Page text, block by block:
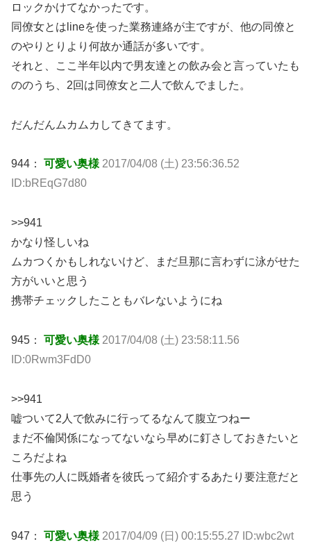
ロックかけてなかったです。
同僚女とはlineを使った業務連絡が主ですが、他の同僚と
のやりとりより何故か通話が多いです。
それと、ここ半年以内で男友達との飲み会と言っていたも
ののうち、2回は同僚女と二人で飲んでました。
だんだんムカムカしてきてます。
944： 可愛い奥様2017/04/08 (土) 23:56:36.52
ID:bREqG7d80
>>941
かなり怪しいね
ムカつくかもしれないけど、まだ旦那に言わずに泳がせた
方がいいと思う
携帯チェックしたこともバレないようにね
945： 可愛い奥様 2017/04/08 (土) 23:58:11.56
ID:0Rwm3FdD0
>>941
嘘ついて2人で飲みに行ってるなんて腹立つねー
まだ不倫関係になってないなら早めに釘さしておきたいと
ころだよね
仕事先の人に既婚者を彼氏って紹介するあたり要注意だと
思う
947： 可愛い奥様 2017/04/09 (日) 00:15:55.27 ID:wbc2wt